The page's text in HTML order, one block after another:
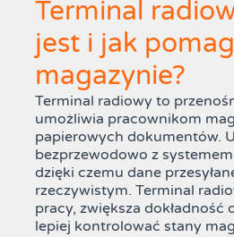
Terminal
jest i jak
magazynie?
Terminal radiowy to
umożliwia pracownikom
papierowych dokumentów.
bezprzewodowo z
dzięki czemu dane
rzeczywistym. Terminal
pracy, zwiększa dokładność
lepiej kontrolować stany